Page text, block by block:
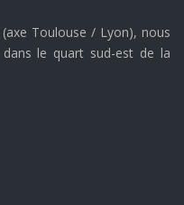
Toulouse / Lyon), nous
le quart sud-est de la